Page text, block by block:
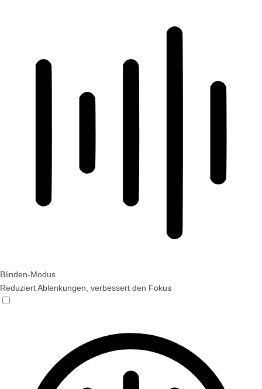
Blinden-Modus
Reduziert Ablenkungen, verbessert den Fokus